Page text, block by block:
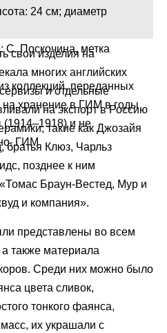
24 см; диаметр
С. Поскочина, метка
коллекций, переданных
хранение в ГИМ в годы
и не
ГИМ
свои изделия на
многих английских
и отдельные
на экспорт в Россию
такие как Джозайя
братья Клюз, Чарльз
позднее к ним
Браун-Вестед, Мур и
и компания».
представлены во всем
а также материала
Среди них можно было
цвета сливок,
тонкого фаянса,
их украшали с